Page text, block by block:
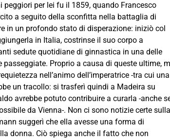
per lei fu il 1859, quando Francesco
a seguito della sconfitta nella battaglia di
in un profondo stato di disperazione: iniziò col
in Italia, costrinse il suo corpo a
sedute quotidiane di ginnastica in una delle
Proprio a causa di queste ultime,
nell’animo dell’imperatrice -tra cui una
un tracollo: si trasferì quindi a Madeira su
avrebbe potuto contribuire a curarla -anche
da Vienna-. Non ci sono notizie certe sulla
suggerì che ella avesse una forma di
donna. Ciò spiega anche il fatto che non